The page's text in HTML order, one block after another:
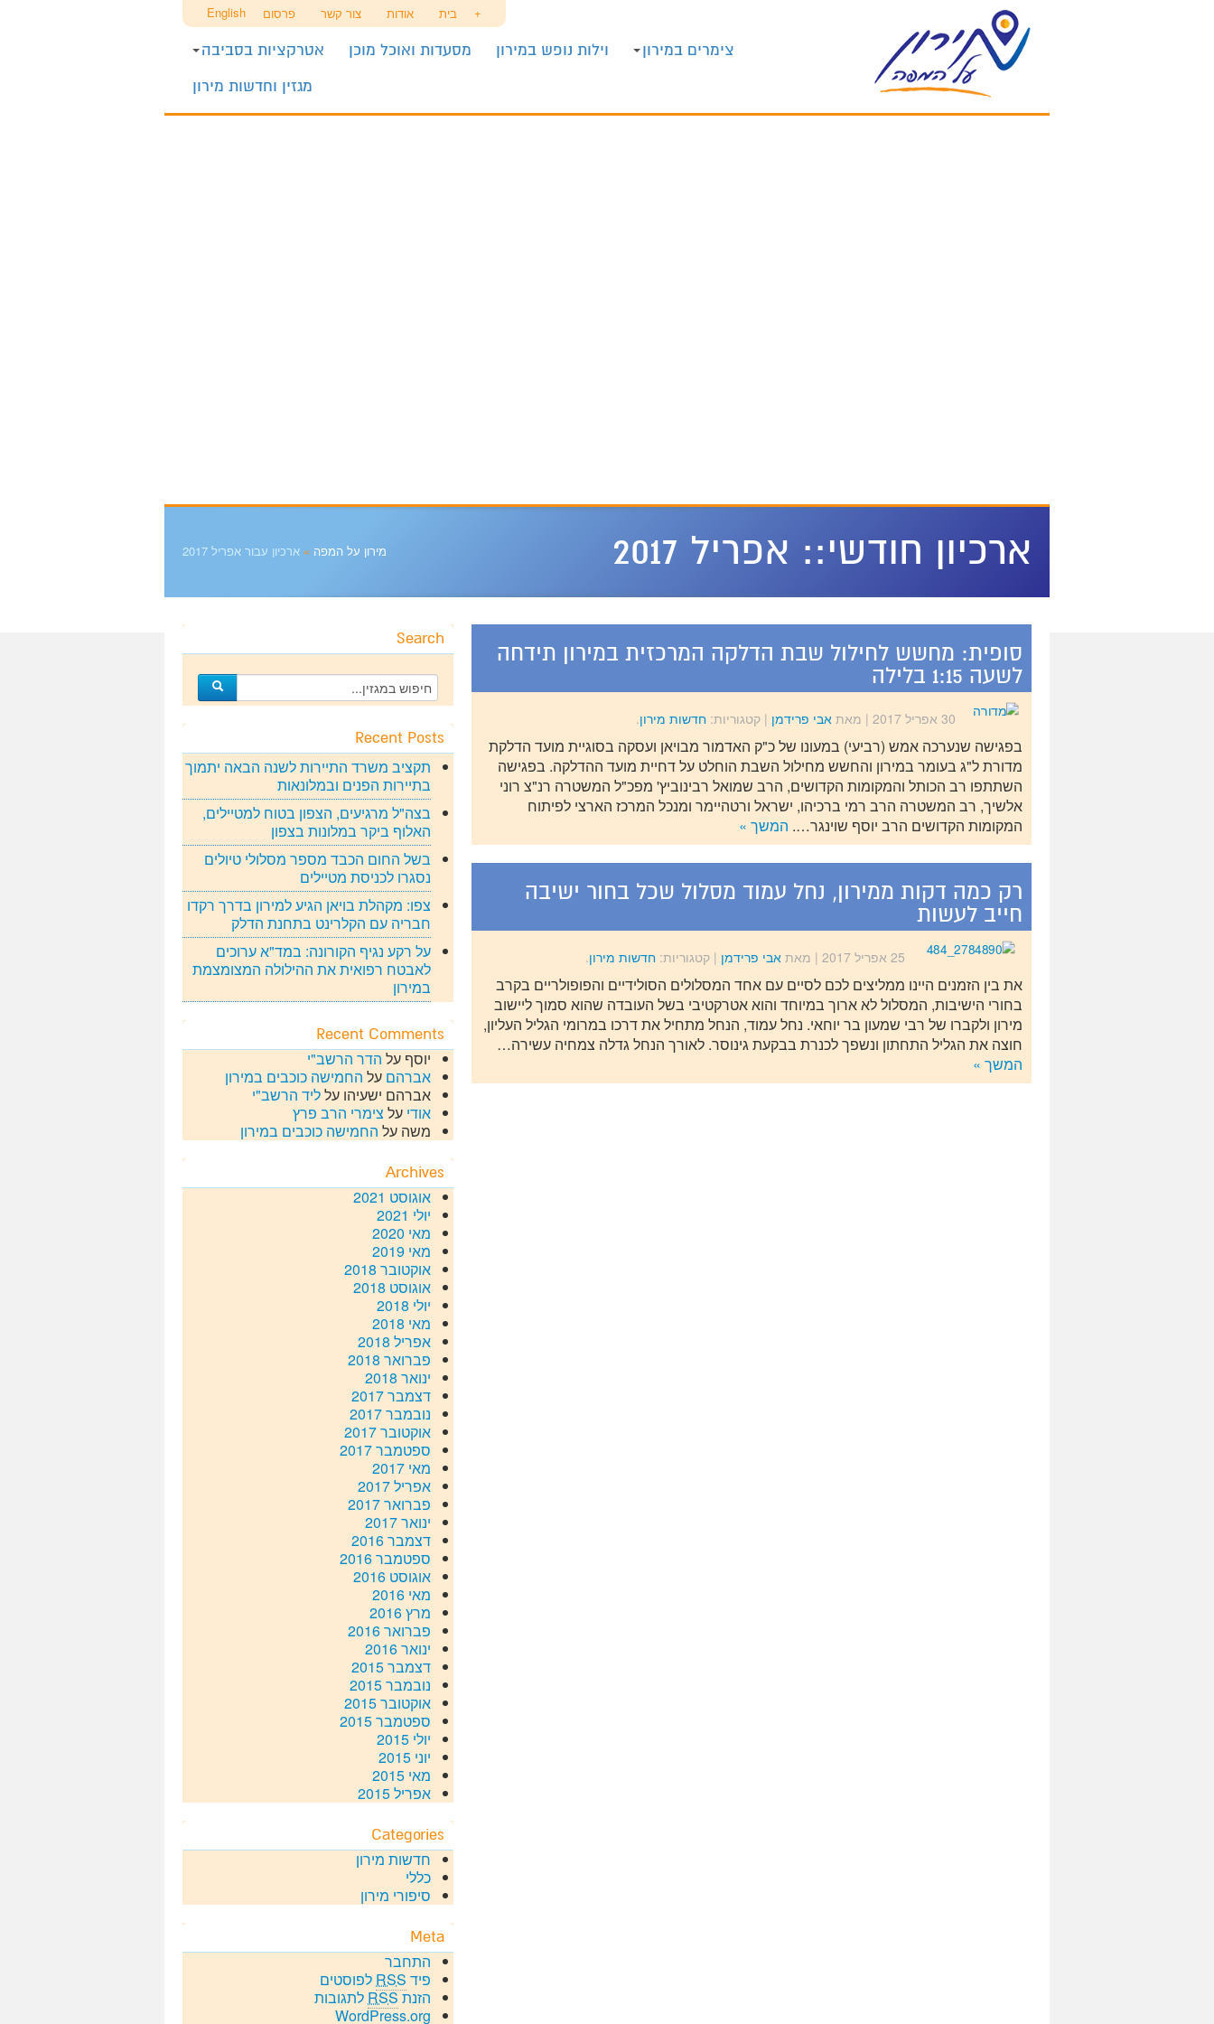
English בית אודות צור קשר פרסום +
צימרים במירון וילות נופש במירון מסעדות ואוכל מוכן
אטרקציות בסביבה
מגזין וחדשות מירון
ארכיון חודשי:: אפריל 2017 מירון על המפה » ארכיון עבור אפריל 2017
סופית: מחשש לחילול שבת הדלקה המרכזית במירון תידחה
לשעה 1:15 בלילה
30 אפריל 2017 | מאת אבי פרידמן | קטגוריות: חדשות מירון.
בפגישה שנערכה אמש (רביעי) במעונו של כ"ק האדמור מבויאן ועסקה בסוגיית מועד הדלקת
מדורת ל"ג בעומר במירון והחשש מחילול השבת הוחלט על דחיית מועד ההדלקה. בפגישה
השתתפו רב הכותל והמקומות הקדושים, הרב שמואל רבינוביץ' מפכ"ל המשטרה רנ"צ רוני
אלשיך, רב המשטרה הרב רמי ברכיהו, ישראל ורטהיימר ומנכל המרכז הארצי לפיתוח
המקומות הקדושים הרב יוסף שוינגר…. המשך »
רק כמה דקות ממירון, נחל עמוד מסלול שכל בחור ישיבה
חייב לעשות
25 אפריל 2017 | מאת אבי פרידמן | קטגוריות: חדשות מירון.
את בין הזמנים היינו ממליצים לכם לסיים עם אחד המסלולים הסולידיים והפופולריים בקרב
בחורי הישיבות, המסלול לא ארוך במיוחד והוא אטרקטיבי בשל העובדה שהוא סמוך ליישוב
מירון ולקברו של רבי שמעון בר יוחאי. נחל עמוד, הנחל מתחיל את דרכו במרומי הגליל העליון,
חוצה את הגליל התחתון ונשפך לכנרת בבקעת גינוסר. לאורך הנחל גדלה צמחיה עשירה…
המשך »
Search
Recent Posts
תקציב משרד התיירות לשנה הבאה יתמוך
בתיירות הפנים ובמלונאות
בצה"ל מרגיעים, הצפון בטוח למטיילים,
האלוף ביקר במלונות בצפון
בשל החום הכבד מספר מסלולי טיולים
נסגרו לכניסת מטיילים
צפו: מקהלת בויאן הגיע למירון בדרך רקדו
חבריה עם הקלרינט בתחנת הדלק
על רקע נגיף הקורונה: במד"א ערוכים
לאבטח רפואית את ההילולה המצומצמת
במירון
Recent Comments
יוסף על הדר הרשב"י
אברהם על החמישה כוכבים במירון
אברהם ישעיהו עלליד הרשב"י
אודי על צימרי הרב פרץ
משה על החמישה כוכבים במירון
Archives
אוגוסט 2021
יולי 2021
מאי 2020
מאי 2019
אוקטובר 2018
אוגוסט 2018
יולי 2018
מאי 2018
אפריל 2018
פברואר 2018
ינואר 2018
דצמבר 2017
נובמבר 2017
אוקטובר 2017
ספטמבר 2017
מאי 2017
אפריל 2017
פברואר 2017
ינואר 2017
דצמבר 2016
ספטמבר 2016
אוגוסט 2016
מאי 2016
מרץ 2016
פברואר 2016
ינואר 2016
דצמבר 2015
נובמבר 2015
אוקטובר 2015
ספטמבר 2015
יולי 2015
יוני 2015
מאי 2015
אפריל 2015
Categories
חדשות מירון
כללי
סיפורי מירון
Meta
התחבר
פיד RSS לפוסטים
הזנתRSS לתגובות
WordPress.org